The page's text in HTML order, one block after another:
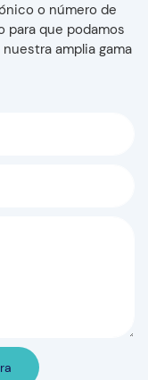
o número de
que podamos
amplia gama